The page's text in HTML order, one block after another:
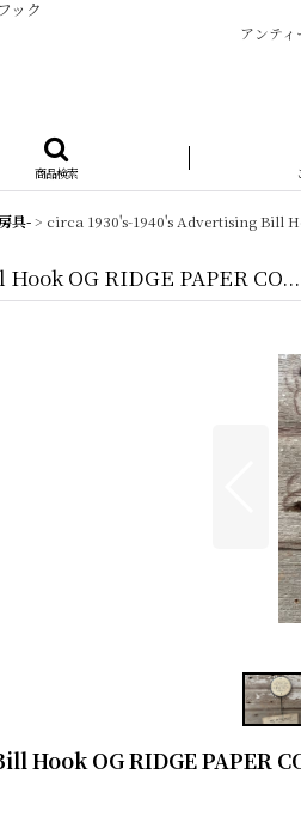
ック
アンテ
商品検索
具-> circa 1930's-1940's Advertising Bill
OG RIDGE PAPER
OG RIDGE PAPER